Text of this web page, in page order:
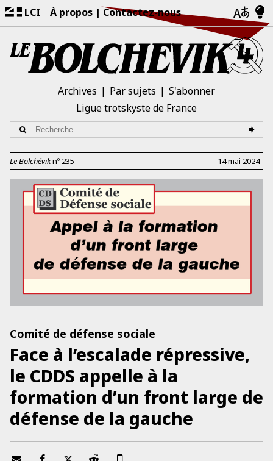
LCI À propos Contactez-nous
Archives Par sujets
S'abonner
Ligue trotskyste de France
Le Bolchéviknº 235 14 mai 2024
Comité de défense sociale
Face à l’escalade répressive,
le CDDS appelle à la
formation d’un front large de
défense de la gauche